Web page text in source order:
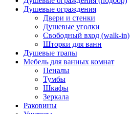
Душевые ограждения
Двери и стенки
Душевые уголки
Свободный вход (walk-in)
Шторки для ванн
Душевые трапы
Мебель для ванных комнат
Пеналы
Тумбы
Шкафы
Зеркала
Раковины